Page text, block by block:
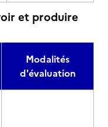
et produire
Modalités
d'évaluation